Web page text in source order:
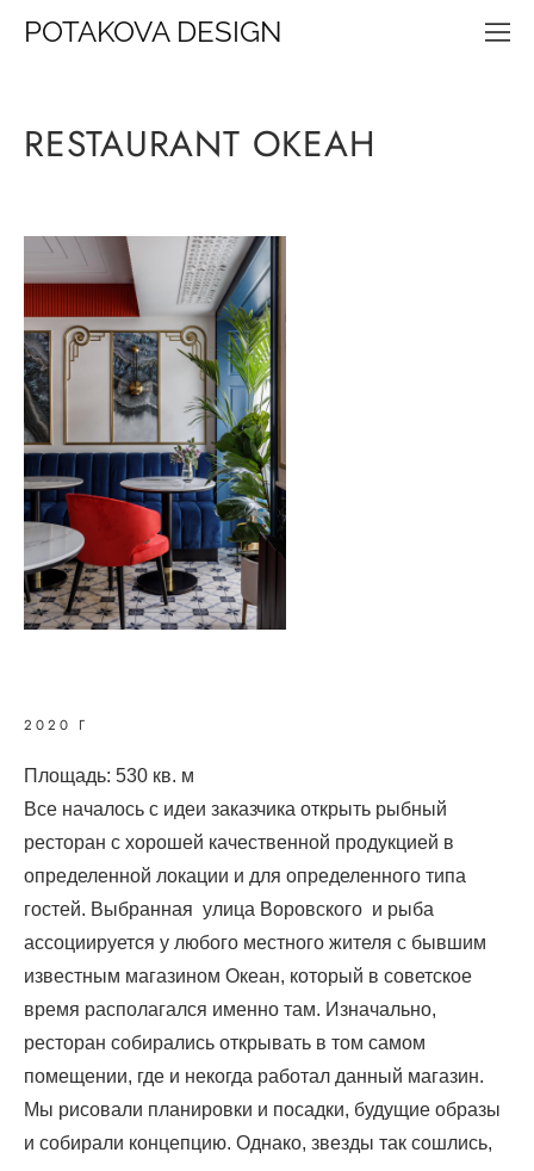
POTAKOVA DESIGN
RESTAURANT ОКЕАН
2020 Г
Площадь: 530 кв. м
Все началось с идеи заказчика открыть рыбный
ресторан с хорошей качественной продукцией в
определенной локации и для определенного типа
гостей. Выбранная улица Воровского и рыба
ассоциируется у любого местного жителя с бывшим
известным магазином Океан, который в советское
время располагался именно там. Изначально,
ресторан собирались открывать в том самом
помещении, где и некогда работал данный магазин.
Мы рисовали планировки и посадки, будущие образы
и собирали концепцию. Однако, звезды так сошлись,